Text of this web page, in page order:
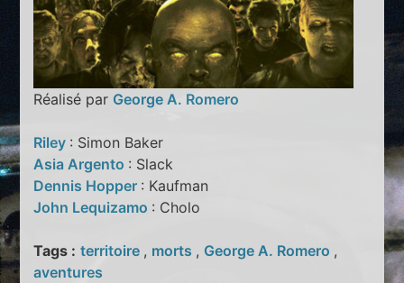
Réalisé par George A. Romero
Riley : Simon Baker
Asia Argento : Slack
Dennis Hopper : Kaufman
John Lequizamo : Cholo
Tags : territoire , morts , George A. Romero ,
aventures